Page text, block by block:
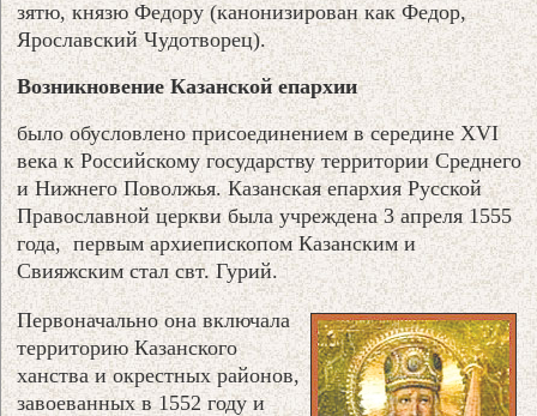
зятю, князю Федору (канонизирован как Федор,
Ярославский Чудотворец).
Возникновение Казанской епархии
было обусловлено присоединением в середине XVI
века к Российскому государству территории Среднего
и Нижнего Поволжья. Казанская епархия Русской
Православной церкви была учреждена 3 апреля 1555
года, первым архиепископом Казанским и
Свияжским стал свт. Гурий.
Первоначально она включала
территорию Казанского
ханства и окрестных районов,
завоеванных в 1552 году и